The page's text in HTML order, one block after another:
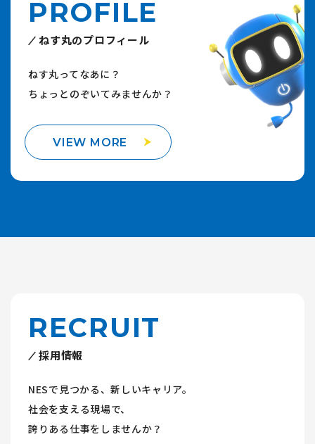
PROFILE
ねす丸のプロフィール
ねす丸ってなあに？
ちょっとのぞいてみませんか？
VIEW MORE
RECRUIT
採用情報
NESで見つかる、新しいキャリア。
社会を支える現場で、
誇りある仕事をしませんか？